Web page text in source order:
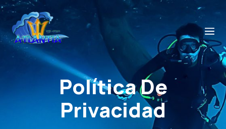
Política De
Privacidad